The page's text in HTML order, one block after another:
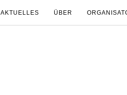
AKTUELLES ÜBER